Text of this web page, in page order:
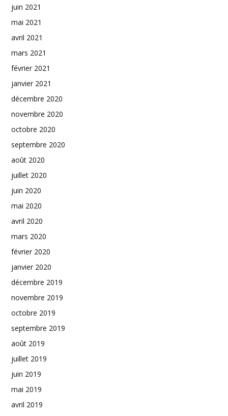
juin 2021
mai 2021
avril 2021
mars 2021
février 2021
janvier 2021
décembre 2020
novembre 2020
octobre 2020
septembre 2020
août 2020
juillet 2020
juin 2020
mai 2020
avril 2020
mars 2020
février 2020
janvier 2020
décembre 2019
novembre 2019
octobre 2019
septembre 2019
août 2019
juillet 2019
juin 2019
mai 2019
avril 2019